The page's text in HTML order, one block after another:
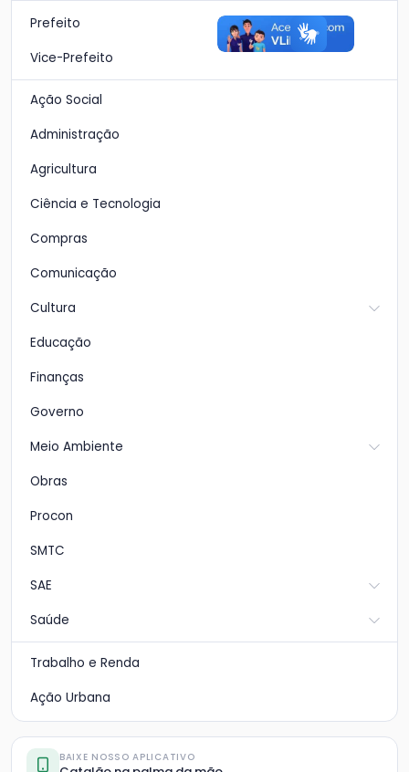
Prefeito
Vice-Prefeito
Ação Social
Administração
Agricultura
Ciência e Tecnologia
Compras
Comunicação
Cultura
Educação
Finanças
Governo
Meio Ambiente
Obras
Procon
SMTC
SAE
Saúde
Trabalho e Renda
Ação Urbana
BAIXE NOSSO APLICATIVO